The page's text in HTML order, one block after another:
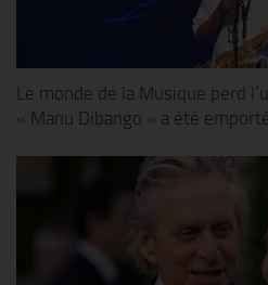
Le monde de la Musique perd
« Manu Dibango » a été